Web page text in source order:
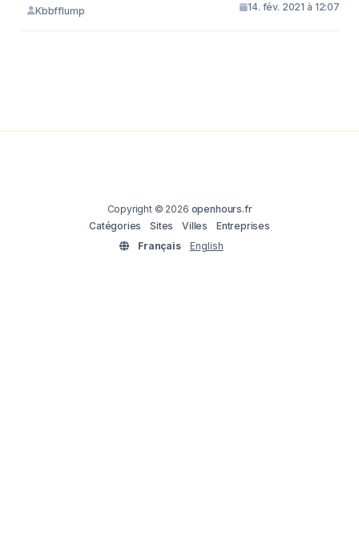
Kbbfflump 14. fév. 2021 à 12:07
Copyright © 2026 openhours.fr
Catégories
Sites Villes
Entreprises
Français
English